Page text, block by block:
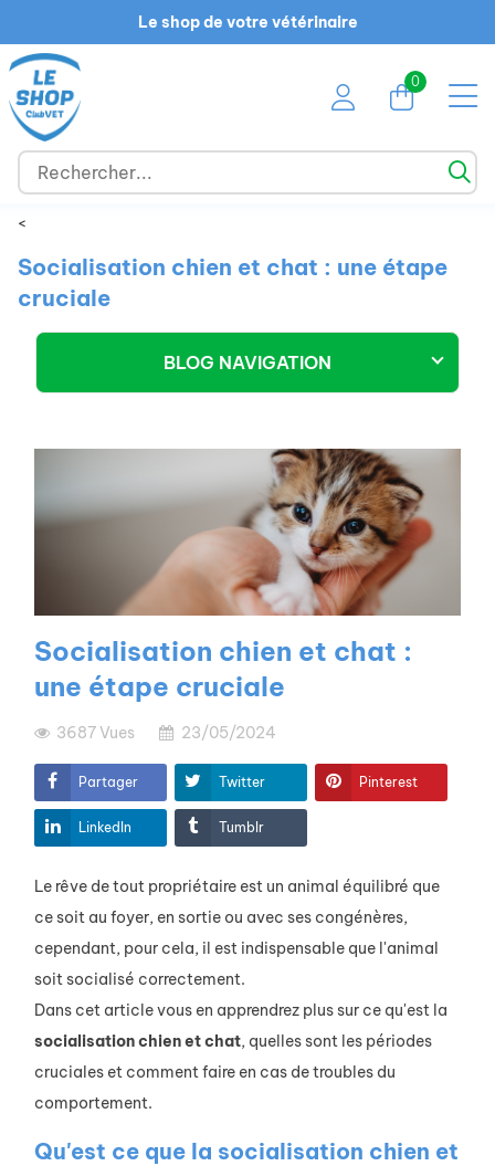
Le shop de votre vétérinaire
0
<
Socialisation chien et chat : une étape
cruciale
BLOG NAVIGATION
Socialisation chien et chat :
une étape cruciale
3687Vues 23/05/2024
Partager Twitter Pinterest
LinkedIn Tumblr
Le rêve de tout propriétaire est un animal équilibré que
ce soit au foyer, en sortie ou avec ses congénères,
cependant, pour cela, il est indispensable que l'animal
soit socialisé correctement.
Dans cet article vous en apprendrez plus sur ce qu'est la
socialisation chien et chat, quelles sont les périodes
cruciales et comment faire en cas de troubles du
comportement.
Qu'est ce que la socialisation chien et